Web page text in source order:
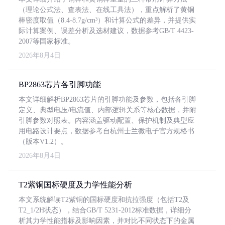
（理论公式法、查表法、在线工具法），重点解析了黄铜
棒密度取值（8.4-8.7g/cm³）和计算公式的差异，并提供实
际计算案例、误差分析及选材建议，数据参考GB/T 4423-
2007等国家标准。
2026年8月4日
BP2863芯片各引脚功能
本文详细解析BP2863芯片的引脚功能及参数，包括各引脚
定义、典型电压/电流值、内部逻辑关系等核心数据，并附
引脚参数对照表。内容涵盖驱动配置、保护机制及典型应
用电路设计要点，数据参考自杭州士兰微电子官方规格书
（版本V1.2）。
2026年8月4日
T2紫铜国标硬度及力学性能分析
本文系统解读T2紫铜的国标硬度和抗拉强度（包括T2及
T2_1/2H状态），结合GB/T 5231-2012标准数据，详细分
析其力学性能指标及影响因素，并对比不同状态下的金属